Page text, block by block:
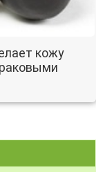
кожу